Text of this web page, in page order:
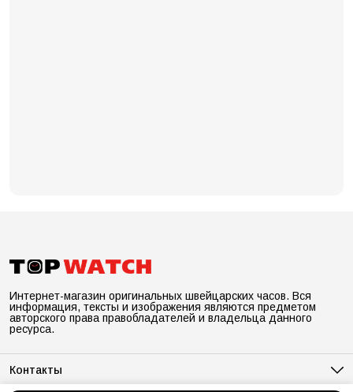
Интернет-магазин оригинальных швейцарских часов. Вся
информация, тексты и изображения являются предметом
авторского права правобладателей и владельца данного
ресурса.
Контакты